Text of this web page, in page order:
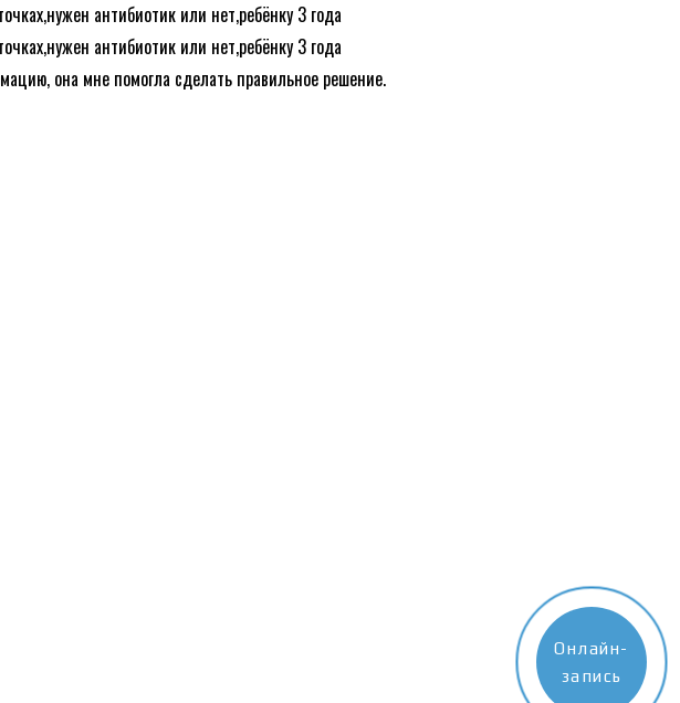
антибиотик или нет,ребёнку 3 года
антибиотик или нет,ребёнку 3 года
она мне помогла сделать правильное решение.
Онлайн-
запись